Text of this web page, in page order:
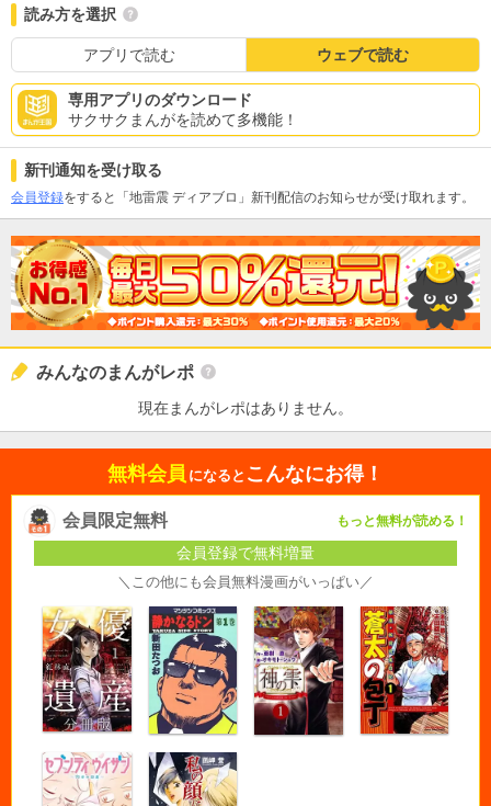
読み方を選択
アプリで読む ウェブで読む
専用アプリのダウンロード
サクサクまんがを読めて多機能！
新刊通知を受け取る
会員登録をすると「地雷震 ディアブロ」新刊配信のお知らせが受け取れます。
みんなのまんがレポ
現在まんがレポはありません。
無料会員 になると こんなにお得！
会員限定無料 もっと無料が読める！
会員登録で無料増量
＼この他にも会員無料漫画がいっぱい／